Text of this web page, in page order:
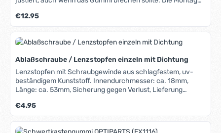
Evalon®, Rohre aus seewasserfest eloxiertem Aluminium,
flexibles Gelenk aus Polyurethan, einfach und ohne
Werkzeug demontierbar. Für eine passgenaue Montage auf
runden Pinnen empfehlen wir den zusätzlichen Adapter von
beiliegende Stück Schrumpfschlauch gehalten
wird.Geeignet für Pinnenausleger 16mmLochabstand
32mmGummigelenk mit
FadenabnehmbarBefestigungspinSchrumpfschlauchHerste
Regulärer Preis:
€12.95
Ablaßschraube / Lenzstopfen einzeln mit Dichtung
Lenzstopfen mit Schraubgewinde aus schlagfestem, uv-
beständigem Kunststoff. Innendurchmesser: ca. 18mm,
Länge: ca. 53mm, Sicherung gegen Verlust, Lieferung
Original-Fassungen der Hobie-Katamarane!
Regulärer Preis:
€4.95